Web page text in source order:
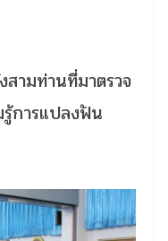
สามท่านที่มาตรวจ
การแปลงฟัน